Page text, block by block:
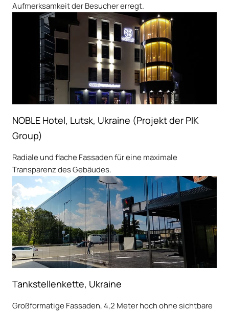
Aufmerksamkeit der Besucher erregt.
NOBLE Hotel, Lutsk, Ukraine (Projekt der PIK
Group)
Radiale und flache Fassaden für eine maximale
Transparenz des Gebäudes.
Tankstellenkette, Ukraine
Großformatige Fassaden, 4,2 Meter hoch ohne sichtbare